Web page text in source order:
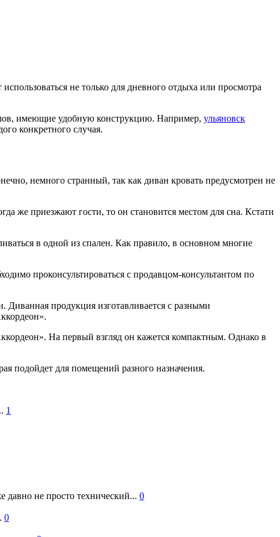
не только для дневного отдыха или просмотра
имеющие удобную конструкцию. Например, ульяновск
конкретного случая.
немного странный, так как диван кровать предусмотрен не
же приезжают гости, то он становится местом для сна. Кстати
в одной из спален. Как правило, в основном многие
проконсультироваться с продавцом-консультантом по
Диванная продукция изготавливается с разными
На первый взгляд он кажется компактным. Однако в
подойдет для помещений разного назначения.
1
не просто технический... 0
0